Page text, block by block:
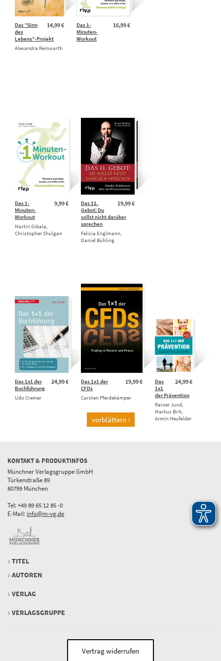
14,99 €
Das "Sinn
des
Lebens"-Projekt
Alexandra Reinwarth
16,99 €
Das 1-
Minuten-
Workout
9,99 €
Das 1-
Minuten-
Workout
Martin Gibala,
Christopher Shulgan
19,99 €
Das 11.
Gebot: Du
sollst nicht darüber
sprechen
Felicia Englmann,
Daniel Bühling
24,99 €
Das 1x1 der
Buchführung
Udo Cremer
19,99 €
Das 1x1 der
CFDs
Carsten Pferdekämper
24,99 €
Das
1x1
der Prävention
Rainer Jund,
Markus Birk,
Armin Heufelder
vorblättern ›
KONTAKT & PRODUKTINFOS
Münchner Verlagsgruppe GmbH
Türkenstraße 89
80799 München
Tel: +49 89 65 12 85 -0
E-Mail: info@m-vg.de
TITEL
AUTOREN
VERLAG
VERLAGSGRUPPE
Vertrag widerrufen